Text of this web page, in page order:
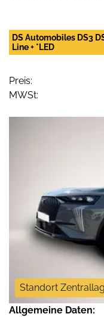
DS Automobiles DS3
Line + *LED
Preis:
MWSt:
Standort
Allgemeine Daten: